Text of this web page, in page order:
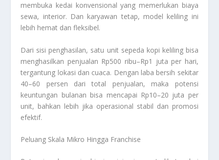
membuka kedai konvensional yang memerlukan biaya
sewa, interior. Dan karyawan tetap, model keliling ini
lebih hemat dan fleksibel.
Dari sisi penghasilan, satu unit sepeda kopi keliling bisa
menghasilkan penjualan Rp500 ribu–Rp1 juta per hari,
tergantung lokasi dan cuaca. Dengan laba bersih sekitar
40–60 persen dari total penjualan, maka potensi
keuntungan bulanan bisa mencapai Rp10–20 juta per
unit, bahkan lebih jika operasional stabil dan promosi
efektif.
Peluang Skala Mikro Hingga Franchise